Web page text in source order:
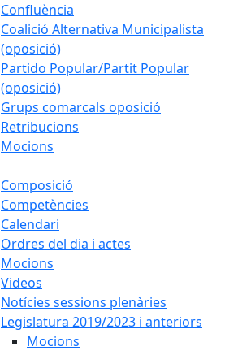
Confluència
Coalició Alternativa Municipalista
(oposició)
Partido Popular/Partit Popular
(oposició)
Grups comarcals oposició
Retribucions
Mocions
Composició
Competències
Calendari
Ordres del dia i actes
Mocions
Videos
Notícies sessions plenàries
Legislatura 2019/2023 i anteriors
Mocions